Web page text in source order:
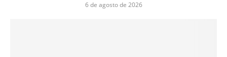
6 de agosto de 2026